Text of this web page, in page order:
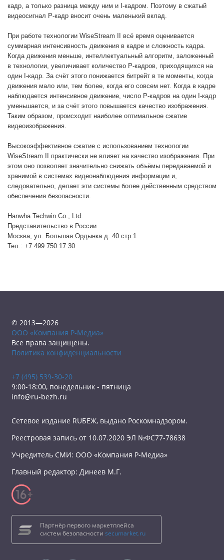
кадр, а только разница между ним и I-кадром. Поэтому в сжатый
видеосигнал P-кадр вносит очень маленький вклад.
При работе технологии WiseStream II всё время оценивается
суммарная интенсивность движения в кадре и сложность кадра.
Когда движения меньше, интеллектуальный алгоритм, заложенный
в технологии, увеличивает количество P-кадров, приходящихся на
один I-кадр. За счёт этого понижается битрейт в те моменты, когда
движения мало или, тем более, когда его совсем нет. Когда в кадре
наблюдается интенсивное движение, число P-кадров на один I-кадр
уменьшается, и за счёт этого повышается качество изображения.
Таким образом, происходит наиболее оптимальное сжатие
видеоизображения.
Высокоэффективное сжатие с использованием технологии
WiseStream II практически не влияет на качество изображения. При
этом оно позволяет значительно снижать объёмы передаваемой и
хранимой в системах видеонаблюдения информации и,
следовательно, делает эти системы более действенным средством
обеспечения безопасности.
Hanwha Techwin Co., Ltd.
Представительство в России
Москва, ул. Большая Ордынка д. 40 стр.1
Тел.: +7 499 750 17 30
© 2013—2026
ООО «Компания Р-Медиа»
Все права защищены.
Политика конфиденциальности
+7 (495) 539-30-20
9:00-18:00, понедельник - пятница
info@ru-bezh.ru
Сетевое издание RUБЕЖ, выдано Роскомнадзором.
Реестровая запись от 10.07.2020 ЭЛ №ФС77-78638
Учредитель СМИ: ООО «Компания Р-Медиа»
Главный редактор: Динеев М.Г.
Партнёр первого маркетплейса
систем безопасности secumarket.ru